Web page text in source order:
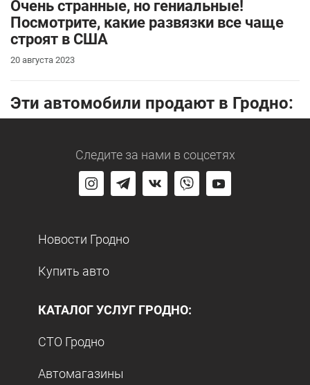
Очень странные, но гениальные!
Посмотрите, какие развязки все чаще
строят в США
20 августа 2023
Эти автомобили продают в Гродно:
Следите за нами в соцсетях
Новости Гродно
Купить авто
КАТАЛОГ УСЛУГ ГРОДНО:
СТО Гродно
Автомагазины